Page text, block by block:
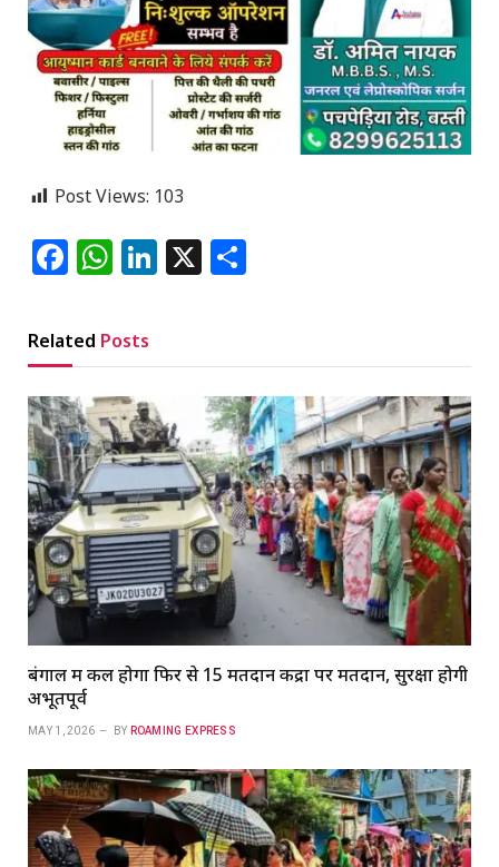
Post Views: 103
Facebook
WhatsApp
LinkedIn
X
Related Posts
बंगाल में कल होगा फिर से 15 मतदान केंद्रों पर मतदान, सुरक्षा होगी
अभूतपूर्व
MAY 1, 2026 BY ROAMING EXPRESS